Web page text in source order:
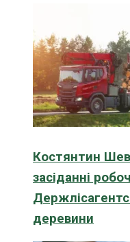
Костянтин
засіданні
деревини